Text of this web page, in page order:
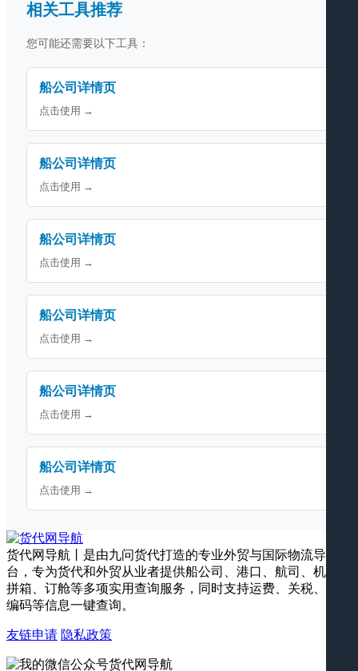
相关工具推荐
您可能还需要以下工具：
船公司详情页
点击使用 →
船公司详情页
点击使用 →
船公司详情页
点击使用 →
船公司详情页
点击使用 →
船公司详情页
点击使用 →
船公司详情页
点击使用 →
货代网导航丨是由九问货代打造的专业外贸与国际物流导航平
台，专为货代和外贸从业者提供船公司、港口、航司、机场、
拼箱、订舱等多项实用查询服务，同时支持运费、关税、海关
编码等信息一键查询。
友链申请 隐私政策